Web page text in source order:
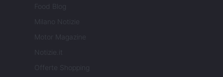
Food Blog
Milano Notizie
Motor Magazine
Notizie.it
Offerte Shopping